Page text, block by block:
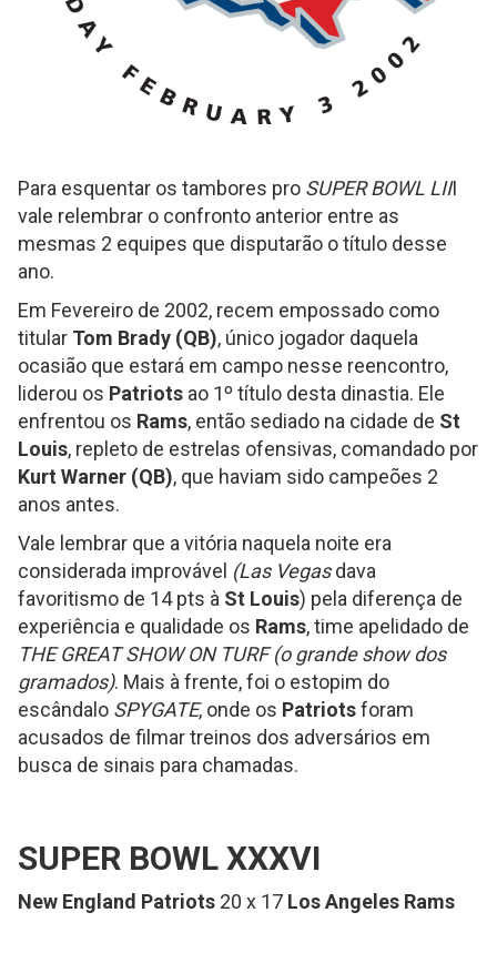
Para esquentar os tambores pro SUPER BOWL LIII
vale relembrar o confronto anterior entre as
mesmas 2 equipes que disputarão o título desse
ano.
Em Fevereiro de 2002, recem empossado como
titular Tom Brady (QB), único jogador daquela
ocasião que estará em campo nesse reencontro,
liderou os Patriots ao 1º título desta dinastia. Ele
enfrentou os Rams, então sediado na cidade de St
Louis, repleto de estrelas ofensivas, comandado por
Kurt Warner (QB), que haviam sido campeões 2
anos antes.
Vale lembrar que a vitória naquela noite era
considerada improvável (Las Vegasdava
favoritismo de 14 pts à St Louis) pela diferença de
experiência e qualidade os Rams, time apelidado de
THE GREAT SHOW ON TURF (o grande show dos
gramados). Mais à frente, foi o estopim do
escândalo SPYGATE, onde os Patriotsforam
acusados de filmar treinos dos adversários em
busca de sinais para chamadas.
SUPER BOWL XXXVI
New England Patriots 20 x 17 Los Angeles Rams